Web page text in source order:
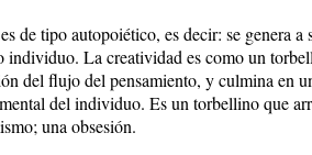
de tipo autopoiético, es decir: se genera
individuo. La creatividad es como un
del flujo del pensamiento, y culmina en
del individuo. Es un torbellino que
una obsesión.